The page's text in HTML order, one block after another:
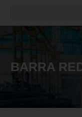
BARRA